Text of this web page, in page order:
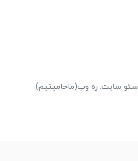
سئو سایت: ره وب(ماحامیتیم)